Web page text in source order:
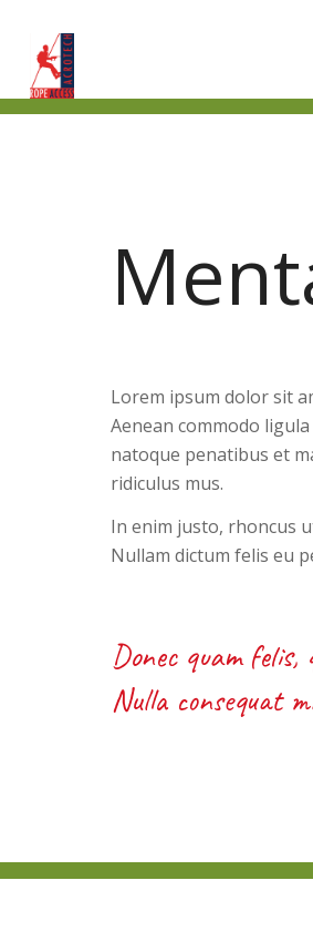
Lorem ipsum dolor sit
Aenean commodo
natoque penatibus et
ridiculus mus.
In enim justo, rhoncus
Nullam dictum felis eu
Donec quam felis,
Nulla consequat